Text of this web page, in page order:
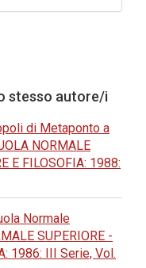
stesso autore/i
di Metaponto a
NORMALE
E FILOSOFIA: 1988:
Normale
SUPERIORE -
1986: III Serie, Vol.